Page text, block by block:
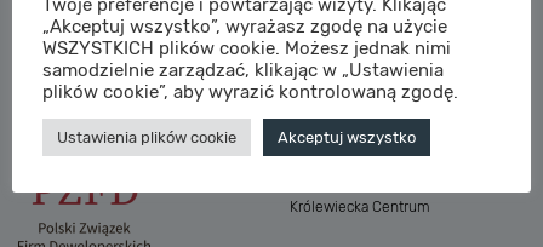
sprzedaz@sagaris.pl
Osada Nadolicka III
Dębowe Aleje III
Atria Nowe Żerniki
Szklarska Village
Osada Nadolicka I i II
Królewiecka Centrum
Twoje preferencje i powtarzając wizyty. Klikając
„Akceptuj wszystko”, wyrażasz zgodę na użycie
WSZYSTKICH plików cookie. Możesz jednak nimi
samodzielnie zarządzać, klikając w „Ustawienia
plików cookie”, aby wyrazić kontrolowaną zgodę.
Ustawienia plików cookie Akceptuj wszystko